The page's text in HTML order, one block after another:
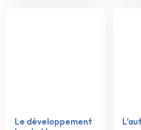
Le développement